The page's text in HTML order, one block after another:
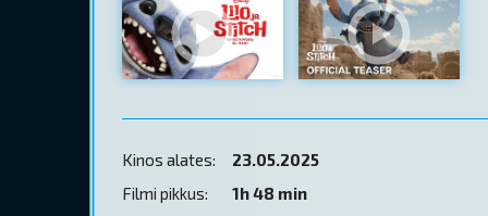
Kinos alates:
23.05.2025
Filmi pikkus:
1h 48 min